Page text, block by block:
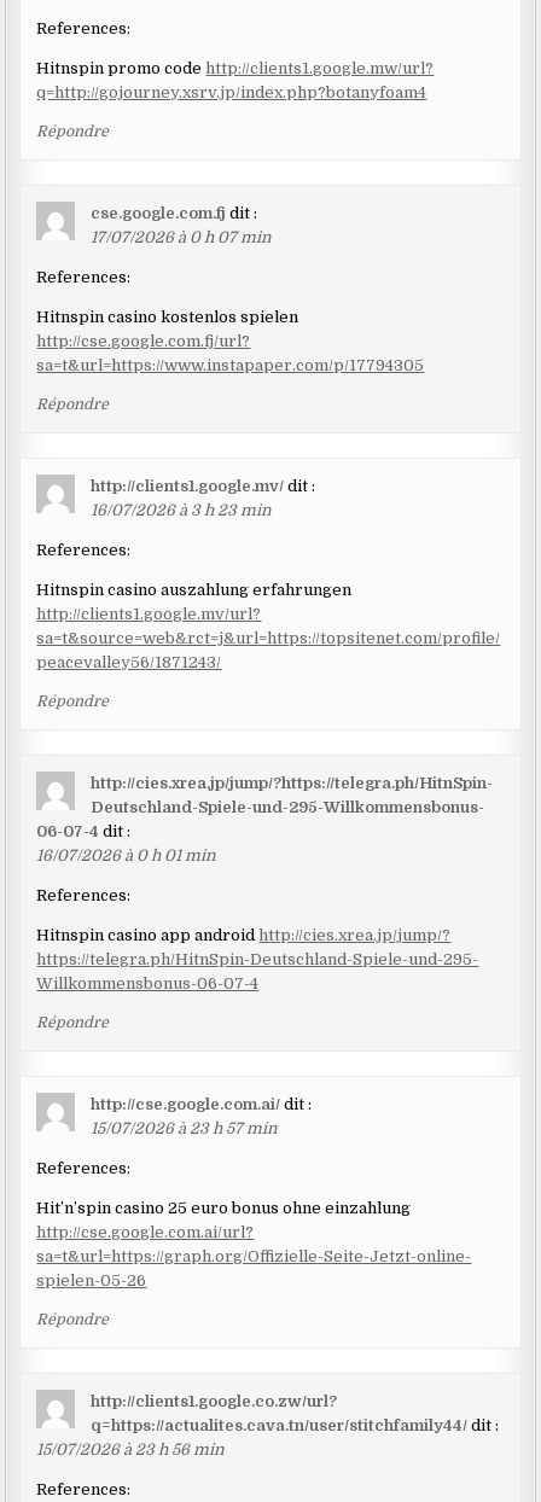
References:
Hitnspin promo codehttp://clients1.google.mw/url?
q=http://gojourney.xsrv.jp/index.php?botanyfoam4
Répondre
cse.google.com.fj dit :
17/07/2026 à 0 h 07 min
References:
Hitnspin casino kostenlos spielen
http://cse.google.com.fj/url?
sa=t&url=https://www.instapaper.com/p/17794305
Répondre
http://clients1.google.mv/ dit :
16/07/2026 à 3 h 23 min
References:
Hitnspin casino auszahlung erfahrungen
http://clients1.google.mv/url?
sa=t&source=web&rct=j&url=https://topsitenet.com/profile/
peacevalley56/1871243/
Répondre
http://cies.xrea.jp/jump/?https://telegra.ph/HitnSpin-
Deutschland-Spiele-und-295-Willkommensbonus-
06-07-4 dit :
16/07/2026 à 0 h 01 min
References:
Hitnspin casino app android http://cies.xrea.jp/jump/?
https://telegra.ph/HitnSpin-Deutschland-Spiele-und-295-
Willkommensbonus-06-07-4
Répondre
http://cse.google.com.ai/ dit :
15/07/2026 à 23 h 57 min
References:
Hit’n’spin casino 25 euro bonus ohne einzahlung
http://cse.google.com.ai/url?
sa=t&url=https://graph.org/Offizielle-Seite-Jetzt-online-
spielen-05-26
Répondre
http://clients1.google.co.zw/url?
q=https://actualites.cava.tn/user/stitchfamily44/ dit :
15/07/2026 à 23 h 56 min
References: